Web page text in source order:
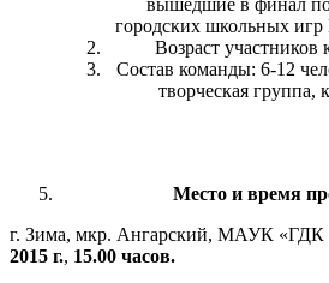
городских школьных
Возраст участников
Состав команды: 6-12
творческая группа,
Место и время
г. Зима, мкр. Ангарский, МАУК «ГДК
2015 г., 15.00 часов.